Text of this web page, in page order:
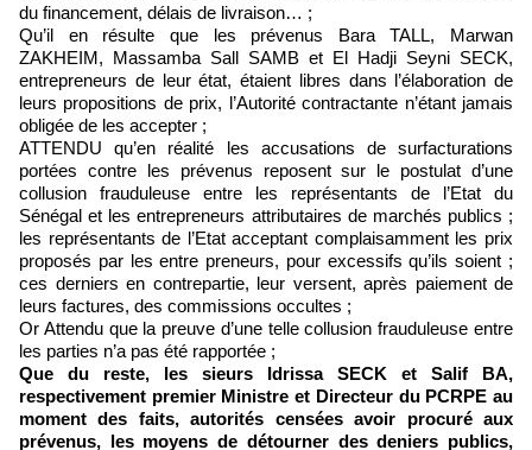
du financement, délais de livraison… ;
Qu’il en résulte que les prévenus Bara TALL, Marwan
ZAKHEIM, Massamba Sall SAMB et El Hadji Seyni SECK,
entrepreneurs de leur état, étaient libres dans l’élaboration de
leurs propositions de prix, l’Autorité contractante n’étant jamais
obligée de les accepter ;
ATTENDU qu’en réalité les accusations de surfacturations
portées contre les prévenus reposent sur le postulat d’une
collusion frauduleuse entre les représentants de l’Etat du
Sénégal et les entrepreneurs attributaires de marchés publics ;
les représentants de l’Etat acceptant complaisamment les prix
proposés par les entre preneurs, pour excessifs qu’ils soient ;
ces derniers en contrepartie, leur versent, après paiement de
leurs factures, des commissions occultes ;
Or Attendu que la preuve d’une telle collusion frauduleuse entre
les parties n’a pas été rapportée ;
Que du reste, les sieurs Idrissa SECK et Salif BA,
respectivement premier Ministre et Directeur du PCRPE au
moment des faits, autorités censées avoir procuré aux
prévenus, les moyens de détourner des deniers publics,